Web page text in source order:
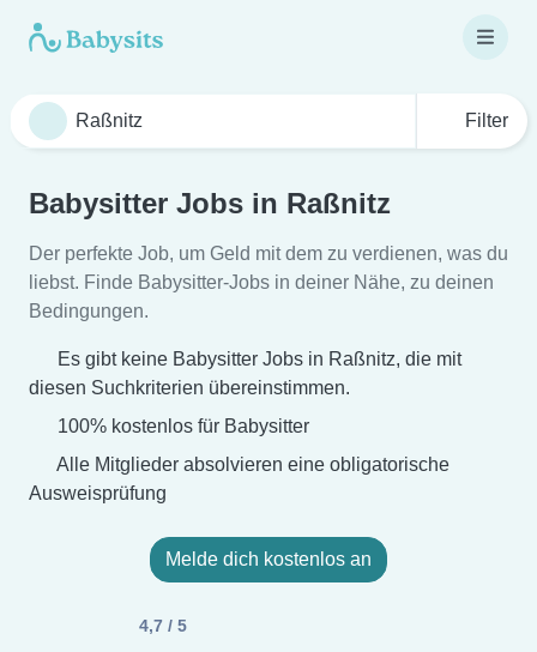
Filter
Babysitter Jobs in Raßnitz
Der perfekte Job, um Geld mit dem zu verdienen, was du
liebst. Finde Babysitter-Jobs in deiner Nähe, zu deinen
Bedingungen.
Es gibt keine Babysitter Jobs in Raßnitz, die mit
diesen Suchkriterien übereinstimmen.
100% kostenlos für Babysitter
Alle Mitglieder absolvieren eine obligatorische
Ausweisprüfung
Melde dich kostenlos an
4,7 / 5